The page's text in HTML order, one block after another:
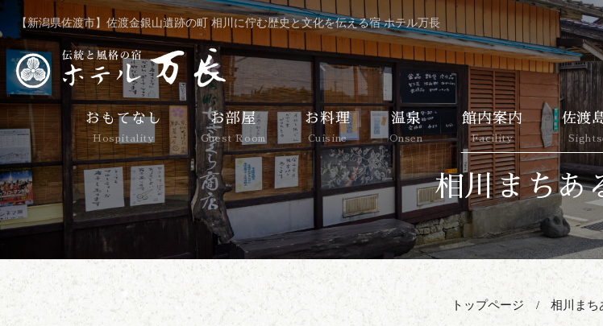
【新潟県佐渡市】佐渡金銀山遺跡の町 相川に佇む歴史と文化を伝える宿 ホテル万長
おもてなし
Hospitality
お部屋
Guest Room
お料理
Cuisine
温泉
Onsen
館内案内
Facility
佐渡
相川まちあ
トップページ 相川まち